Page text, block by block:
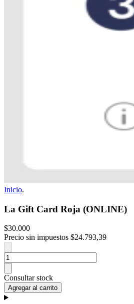
Inicio.
La Gift Card Roja (ONLINE)
$30.000
Precio sin impuestos $24.793,39
Consultar stock
Agregar al carrito